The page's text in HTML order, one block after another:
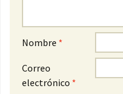
Nombre *
Correo
electrónico *